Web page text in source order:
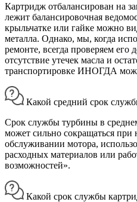
Картридж отбалансирован на
лежит балансировочная
крыльчатке или гайке можно
металла. Однако, мы, когда
ремонте, всегда проверяем его
отсутствие утечек масла и
транспортировке ИНОГДА
Какой средний срок
Срок службы турбины в
может сильно сокращаться при
обслуживании мотора,
расходных материалов или
возможностей».
Какой срок службы